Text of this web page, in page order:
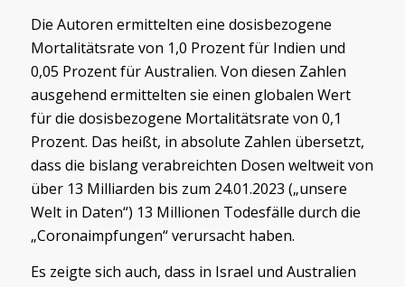
Die Autoren ermittelten eine dosisbezogene
Mortalitätsrate von 1,0 Prozent für Indien und
0,05 Prozent für Australien. Von diesen Zahlen
ausgehend ermittelten sie einen globalen Wert
für die dosisbezogene Mortalitätsrate von 0,1
Prozent. Das heißt, in absolute Zahlen übersetzt,
dass die bislang verabreichten Dosen weltweit von
über 13 Milliarden bis zum 24.01.2023 („unsere
Welt in Daten“) 13 Millionen Todesfälle durch die
„Coronaimpfungen“ verursacht haben.
Es zeigte sich auch, dass in Israel und Australien